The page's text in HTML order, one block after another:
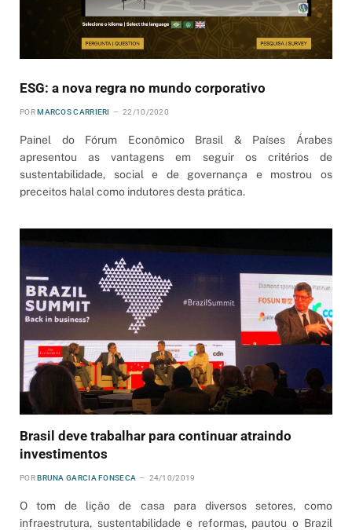
ESG: a nova regra no mundo corporativo
POR MARCOS CARRIERI 22/10/2020
Painel do Fórum Econômico Brasil & Países Árabes
apresentou as vantagens em seguir os critérios de
sustentabilidade, social e de governança e mostrou os
preceitos halal como indutores desta prática.
Brasil deve trabalhar para continuar atraindo
investimentos
POR BRUNA GARCIA FONSECA 24/10/2019
O tom de lição de casa para diversos setores, como
infraestrutura, sustentabilidade e reformas, pautou o Brazil